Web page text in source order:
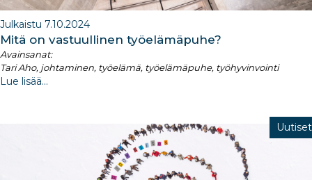
Julkaistu 7.10.2024
Mitä on vastuullinen työelämäpuhe?
Avainsanat:
Tari Aho, johtaminen, työelämä, työelämäpuhe, työhyvinvointi
Lue lisää...
Uutiset